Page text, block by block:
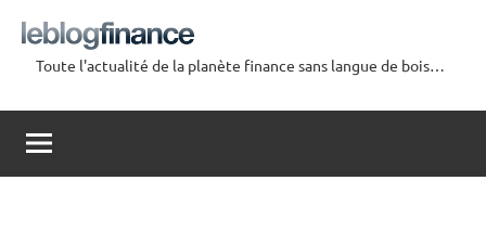
contenu
Blog
Finance
Toute l'actualité de la planète finance sans langue de bois…